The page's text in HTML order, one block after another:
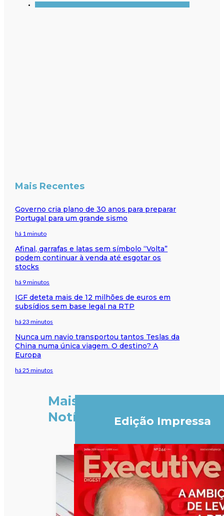
Mais Recentes
Governo cria plano de 30 anos para preparar
Portugal para um grande sismo
há 1 minuto
Afinal, garrafas e latas sem símbolo “Volta”
podem continuar à venda até esgotar os
stocks
há 9 minutos
IGF deteta mais de 12 milhões de euros em
subsídios sem base legal na RTP
há 23 minutos
Nunca um navio transportou tantos Teslas da
China numa única viagem. O destino? A
Europa
há 25 minutos
Mais
Notícias
Edição Impressa